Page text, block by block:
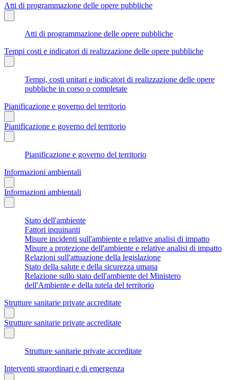
Atti di programmazione delle opere pubbliche
Atti di programmazione delle opere pubbliche
Tempi costi e indicatori di realizzazione delle opere pubbliche
Tempi, costi unitari e indicatori di realizzazione delle opere
pubbliche in corso o completate
Pianificazione e governo del territorio
Pianificazione e governo del territorio
Pianificazione e governo del territorio
Informazioni ambientali
Informazioni ambientali
Stato dell'ambiente
Fattori inquinanti
Misure incidenti sull'ambiente e relative analisi di impatto
Misure a protezione dell'ambiente e relative analisi di impatto
Relazioni sull'attuazione della legislazione
Stato della salute e della sicurezza umana
Relazione sullo stato dell'ambiente del Ministero
dell'Ambiente e della tutela del territorio
Strutture sanitarie private accreditate
Strutture sanitarie private accreditate
Strutture sanitarie private accreditate
Interventi straordinari e di emergenza